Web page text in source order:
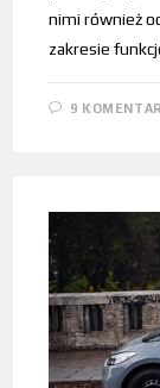
nimi również
zakresie
9